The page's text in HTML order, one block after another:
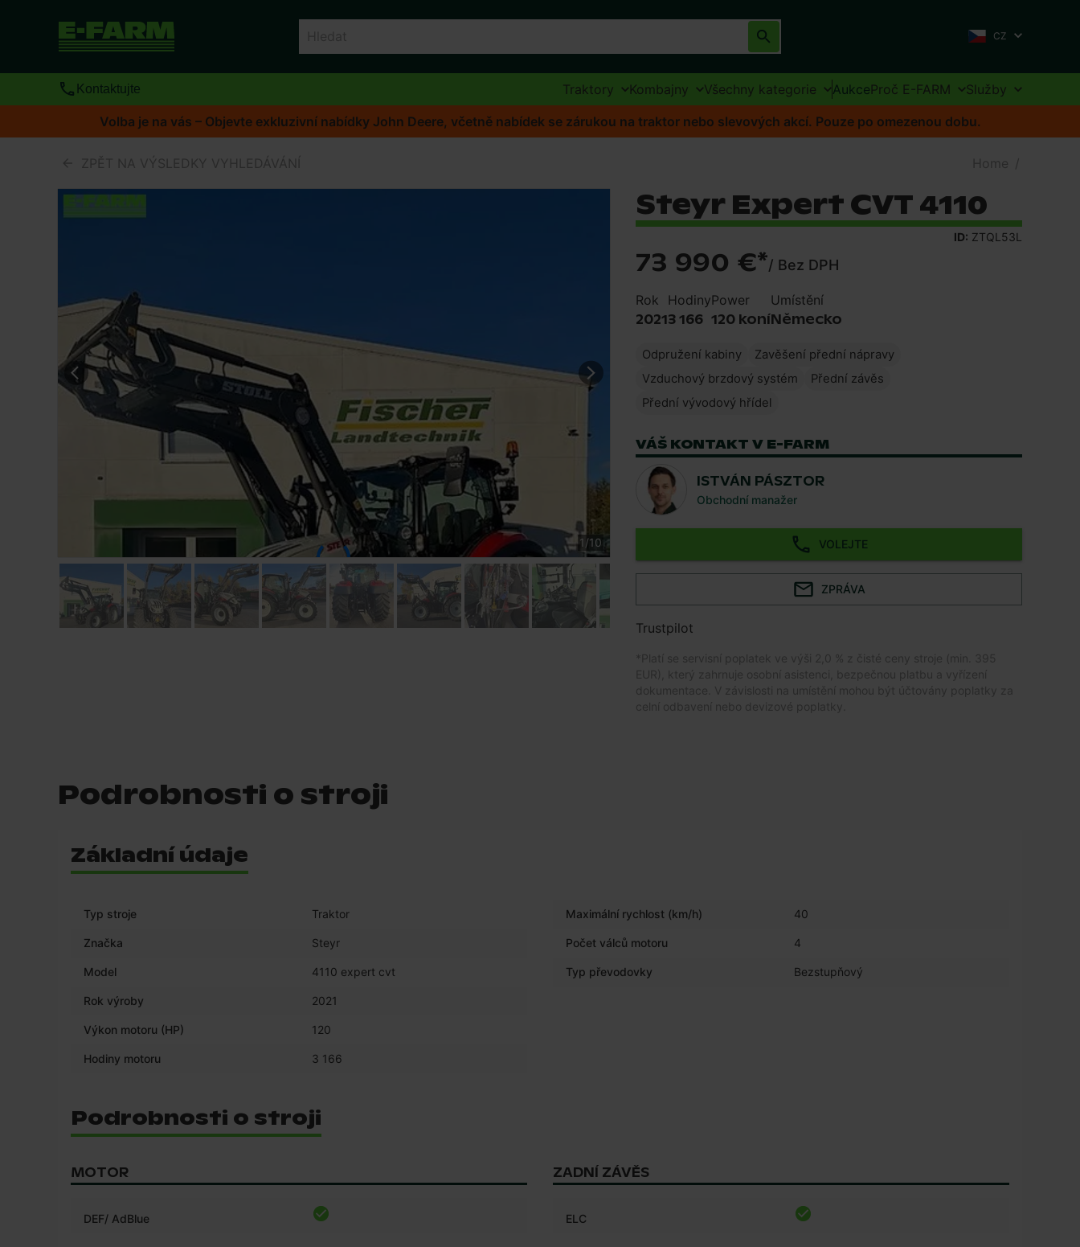
CZ
Kontaktujte Traktory Kombajny Všechny kategorie AukceProč E-FARM
Služby
Volba je na vás – Objevte exkluzivní nabídky John Deere, včetně nabídek se zárukou na traktor nebo slevových akcí. Pouze po omezenou dobu.
ZPĚT NA VÝSLEDKY VYHLEDÁVÁNÍ Home /
1/10
Steyr Expert CVT 4110
ID: ZTQL53L
73 990 €*/ Bez DPH
Rok
2021
Hodiny
3 166
Power
120 koní
Umístění
Německo
Odpružení kabiny
Zavěšení přední nápravy
Vzduchový brzdový systém
Přední závěs
Přední vývodový hřídel
VÁŠ KONTAKT V E-FARM
ISTVÁN PÁSZTOR
Obchodní manažer
VOLEJTE
ZPRÁVA
Trustpilot
* Platí se servisní poplatek ve výši 2,0 % z čisté ceny stroje (min. 395
EUR), který zahrnuje osobní asistenci, bezpečnou platbu a vyřízení
dokumentace. V závislosti na umístění mohou být účtovány poplatky za
celní odbavení nebo devizové poplatky.
Podrobnosti o stroji
Základní údaje
Typ stroje Traktor
Značka Steyr
Model 4110 expert cvt
Rok výroby 2021
Výkon motoru (HP) 120
Hodiny motoru 3 166
Maximální rychlost (km/h) 40
Počet válců motoru 4
Typ převodovky Bezstupňový
Podrobnosti o stroji
MOTOR
DEF/ AdBlue
ZADNÍ ZÁVĚS
ELC